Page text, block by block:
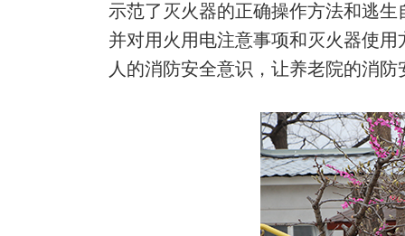
示范了灭火器的正确操作方法和逃
并对用火用电注意事项和灭火器使
人的消防安全意识，让养老院的消